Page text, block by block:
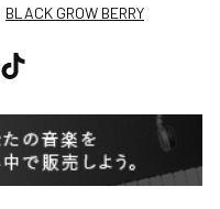
BLACK GROW BERRY